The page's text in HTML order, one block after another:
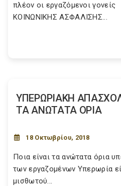
πλέον οι εργαζόμενοι
ΚΟΙΝΩΝΙΚΗΣ ΑΣΦΑΛΙΣΗΣ...
ΥΠΕΡΩΡΙΑΚΗ
ΤΑ ΑΝΩΤΑΤΑ ΟΡΙΑ
18 Οκτωβρίου, 2018
Ποια είναι τα ανώτατα όρια
των εργαζομένων Υπερωρία
μισθωτού...